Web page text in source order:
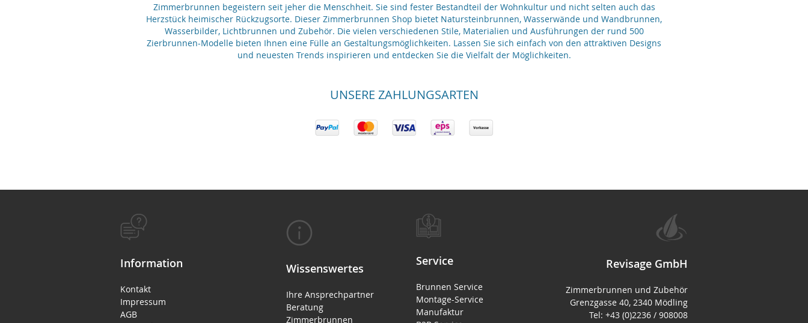
Zimmerbrunnen begeistern seit jeher die Menschheit. Sie sind fester Bestandteil der Wohnkultur und nicht selten auch das
Herzstück heimischer Rückzugsorte. Dieser Zimmerbrunnen Shop bietet Natursteinbrunnen, Wasserwände und Wandbrunnen,
Wasserbilder, Lichtbrunnen und Zubehör. Die vielen verschiedenen Stile, Materialien und Ausführungen der rund 500
Zierbrunnen-Modelle bieten Ihnen eine Fülle an Gestaltungsmöglichkeiten. Lassen Sie sich einfach von den attraktiven Designs
und neuesten Trends inspirieren und entdecken Sie die Vielfalt der Möglichkeiten.
UNSERE ZAHLUNGSARTEN
Information
Kontakt
Impressum
AGB
Wissenswertes
Ihre Ansprechpartner
Beratung
Zimmerbrunnen
Service
Brunnen Service
Montage-Service
Manufaktur
Revisage GmbH
Zimmerbrunnen und Zubehör
Grenzgasse 40, 2340 Mödling
Tel: +43 (0)2236 / 908008